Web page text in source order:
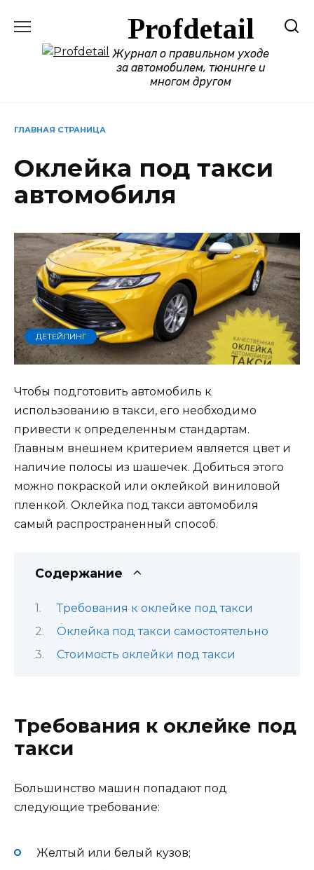
содержанию
Profdetail
Журнал о правильном уходе
за автомобилем, тюнинге и
многом другом
ГЛАВНАЯ СТРАНИЦА
Оклейка под такси
автомобиля
ДЕТЕЙЛИНГ
Чтобы подготовить автомобиль к
использованию в такси, его необходимо
привести к определенным стандартам.
Главным внешнем критерием является цвет и
наличие полосы из шашечек. Добиться этого
можно покраской или оклейкой виниловой
пленкой. Оклейка под такси автомобиля
самый распространенный способ.
Содержание
Требования к оклейке под такси
Оклейка под такси самостоятельно
Стоимость оклейки под такси
Требования к оклейке под
такси
Большинство машин попадают под
следующие требование:
Желтый или белый кузов;